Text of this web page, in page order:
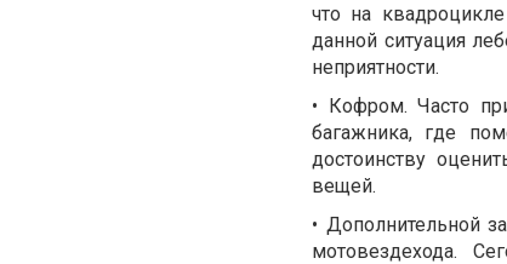
что на
данной ситуация
неприятности.
• Кофром. Часто
багажника, где
достоинству
вещей.
• Дополнительной
мотовездехода.